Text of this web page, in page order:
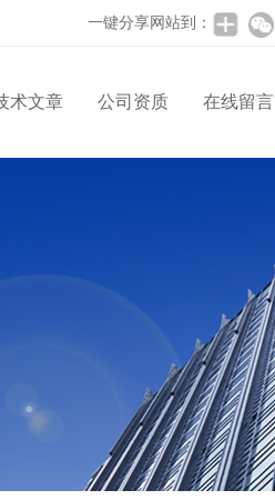
一键分享网站到：
术文章 公司资质 在线留言